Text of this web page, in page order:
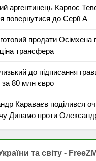
аргентинець Карлос
повернутися до Серії А
продати
трансфера
до підписання
за 80 млн євро
Караваєв поділився
Динамо проти
та світу -